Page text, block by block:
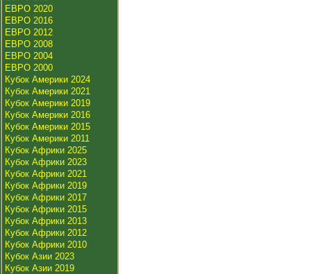
ЕВРО 2020
ЕВРО 2016
ЕВРО 2012
ЕВРО 2008
ЕВРО 2004
ЕВРО 2000
Кубок Америки 2024
Кубок Америки 2021
Кубок Америки 2019
Кубок Америки 2016
Кубок Америки 2015
Кубок Америки 2011
Кубок Африки 2025
Кубок Африки 2023
Кубок Африки 2021
Кубок Африки 2019
Кубок Африки 2017
Кубок Африки 2015
Кубок Африки 2013
Кубок Африки 2012
Кубок Африки 2010
Кубок Азии 2023
Кубок Азии 2019